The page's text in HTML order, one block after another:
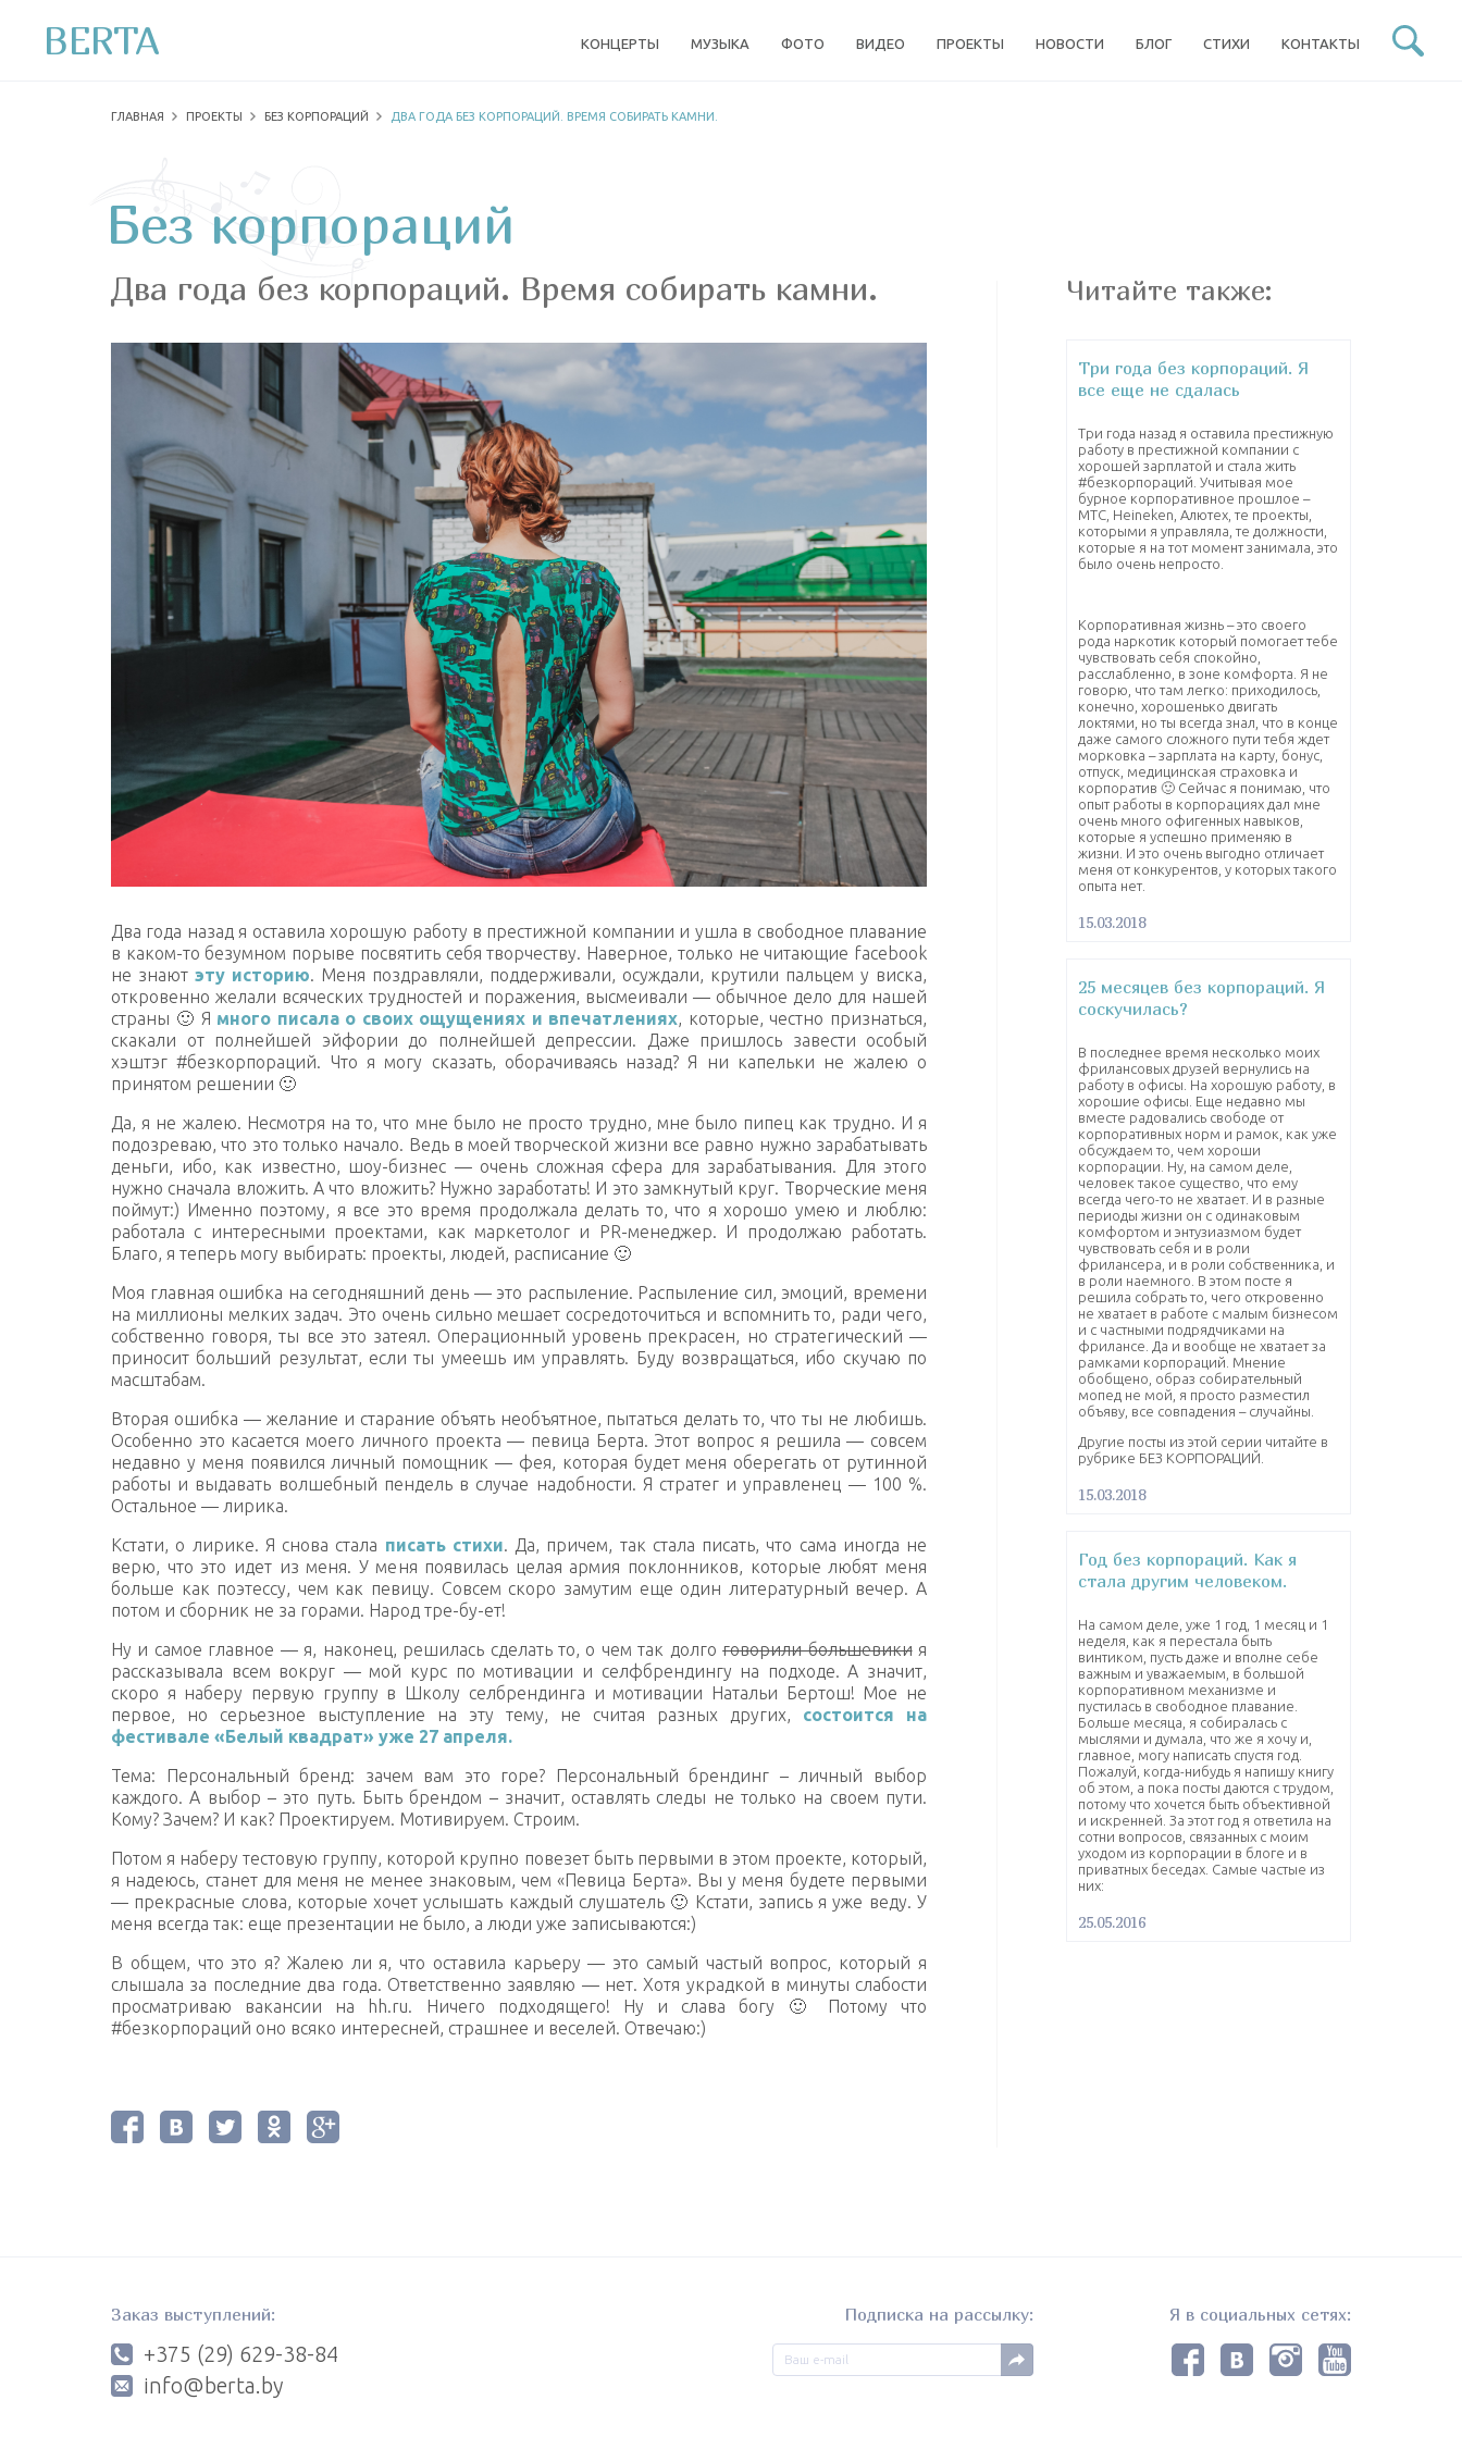
BERTA КОНЦЕРТЫ МУЗЫКА ФОТО ВИДЕО ПРОЕКТЫ НОВОСТИ БЛОГ СТИХИ КОНТАКТЫ
ГЛАВНАЯ ПРОЕКТЫ БЕЗ КОРПОРАЦИЙ ДВА ГОДА БЕЗ КОРПОРАЦИЙ. ВРЕМЯ СОБИРАТЬ КАМНИ.
Без корпораций
Два года без корпораций. Время собирать камни.
Два года назад я оставила хорошую работу в престижной компании и ушла в свободное плавание
в каком-то безумном порыве посвятить себя творчеству. Наверное, только не читающие facebook
не знают эту историю. Меня поздравляли, поддерживали, осуждали, крутили пальцем у виска,
откровенно желали всяческих трудностей и поражения, высмеивали — обычное дело для нашей
страны 🙂 Я много писала о своих ощущениях и впечатлениях, которые, честно признаться,
скакали от полнейшей эйфории до полнейшей депрессии. Даже пришлось завести особый
хэштэг #безкорпораций. Что я могу сказать, оборачиваясь назад? Я ни капельки не жалею о
принятом решении 🙂
Да, я не жалею. Несмотря на то, что мне было не просто трудно, мне было пипец как трудно. И я
подозреваю, что это только начало. Ведь в моей творческой жизни все равно нужно зарабатывать
деньги, ибо, как известно, шоу-бизнес — очень сложная сфера для зарабатывания. Для этого
нужно сначала вложить. А что вложить? Нужно заработать! И это замкнутый круг. Творческие меня
поймут:) Именно поэтому, я все это время продолжала делать то, что я хорошо умею и люблю:
работала с интересными проектами, как маркетолог и PR-менеджер. И продолжаю работать.
Благо, я теперь могу выбирать: проекты, людей, расписание 🙂
Моя главная ошибка на сегодняшний день — это распыление. Распыление сил, эмоций, времени
на миллионы мелких задач. Это очень сильно мешает сосредоточиться и вспомнить то, ради чего,
собственно говоря, ты все это затеял. Операционный уровень прекрасен, но стратегический —
приносит больший результат, если ты умеешь им управлять. Буду возвращаться, ибо скучаю по
масштабам.
Вторая ошибка — желание и старание объять необъятное, пытаться делать то, что ты не любишь.
Особенно это касается моего личного проекта — певица Берта. Этот вопрос я решила — совсем
недавно у меня появился личный помощник — фея, которая будет меня оберегать от рутинной
работы и выдавать волшебный пендель в случае надобности. Я стратег и управленец — 100 %.
Остальное — лирика.
Кстати, о лирике. Я снова стала писать стихи. Да, причем, так стала писать, что сама иногда не
верю, что это идет из меня. У меня появилась целая армия поклонников, которые любят меня
больше как поэтессу, чем как певицу. Совсем скоро замутим еще один литературный вечер. А
потом и сборник не за горами. Народ тре-бу-ет!
Ну и самое главное — я, наконец, решилась сделать то, о чем так долгоговорили большевикия
рассказывала всем вокруг — мой курс по мотивации и селфбрендингу на подходе. А значит,
скоро я наберу первую группу в Школу селбрендинга и мотивации Натальи Бертош! Мое не
первое, но серьезное выступление на эту тему, не считая разных других, состоится на
фестивале «Белый квадрат» уже 27 апреля.
Тема: Персональный бренд: зачем вам это горе? Персональный брендинг – личный выбор
каждого. А выбор – это путь. Быть брендом – значит, оставлять следы не только на своем пути.
Кому? Зачем? И как? Проектируем. Мотивируем. Строим.
Потом я наберу тестовую группу, которой крупно повезет быть первыми в этом проекте, который,
я надеюсь, станет для меня не менее знаковым, чем «Певица Берта». Вы у меня будете первыми
— прекрасные слова, которые хочет услышать каждый слушатель 🙂 Кстати, запись я уже веду. У
меня всегда так: еще презентации не было, а люди уже записываются:)
В общем, что это я? Жалею ли я, что оставила карьеру — это самый частый вопрос, который я
слышала за последние два года. Ответственно заявляю — нет. Хотя украдкой в минуты слабости
просматриваю вакансии на hh.ru. Ничего подходящего! Ну и слава богу 🙂 Потому что
#безкорпораций оно всяко интересней, страшнее и веселей. Отвечаю:)
Читайте также:
Три года без корпораций. Я
все еще не сдалась
Три года назад я оставила престижную
работу в престижной компании с
хорошей зарплатой и стала жить
#безкорпораций. Учитывая мое
бурное корпоративное прошлое –
МТС, Heineken, Aлютех, те проекты,
которыми я управляла, те должности,
которые я на тот момент занимала, это
было очень непросто.
Корпоративная жизнь – это своего
рода наркотик который помогает тебе
чувствовать себя спокойно,
расслабленно, в зоне комфорта. Я не
говорю, что там легко: приходилось,
конечно, хорошенько двигать
локтями, но ты всегда знал, что в конце
даже самого сложного пути тебя ждет
морковка – зарплата на карту, бонус,
отпуск, медицинская страховка и
корпоратив 🙂 Сейчас я понимаю, что
опыт работы в корпорациях дал мне
очень много офигенных навыков,
которые я успешно применяю в
жизни. И это очень выгодно отличает
меня от конкурентов, у которых такого
опыта нет.
15.03.2018
25 месяцев без корпораций. Я
соскучилась?
В последнее время несколько моих
фрилансовых друзей вернулись на
работу в офисы. На хорошую работу, в
хорошие офисы. Еще недавно мы
вместе радовались свободе от
корпоративных норм и рамок, как уже
обсуждаем то, чем хороши
корпорации. Ну, на самом деле,
человек такое существо, что ему
всегда чего-то не хватает. И в разные
периоды жизни он с одинаковым
комфортом и энтузиазмом будет
чувствовать себя и в роли
фрилансера, и в роли собственника, и
в роли наемного. В этом посте я
решила собрать то, чего откровенно
не хватает в работе с малым бизнесом
и с частными подрядчиками на
фрилансе. Да и вообще не хватает за
рамками корпораций. Мнение
обобщено, образ собирательный
мопед не мой, я просто разместил
объяву, все совпадения – случайны.
Другие посты из этой серии читайте в
рубрике БЕЗ КОРПОРАЦИЙ.
15.03.2018
Год без корпораций. Как я
стала другим человеком.
На самом деле, уже 1 год, 1 месяц и 1
неделя, как я перестала быть
винтиком, пусть даже и вполне себе
важным и уважаемым, в большой
корпоративном механизме и
пустилась в свободное плавание.
Больше месяца, я собиралась с
мыслями и думала, что же я хочу и,
главное, могу написать спустя год.
Пожалуй, когда-нибудь я напишу книгу
об этом, а пока посты даются с трудом,
потому что хочется быть объективной
и искренней. За этот год я ответила на
сотни вопросов, связанных с моим
уходом из корпорации в блоге и в
приватных беседах. Самые частые из
них:
25.05.2016
Заказ выступлений:
+375 (29) 629-38-84
info@berta.by
Подписка на рассылку: Я в социальных сетях: